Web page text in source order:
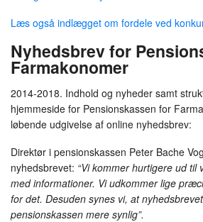
Læs også indlægget om fordele ved
Nyhedsbrev for
Farmakonomer
2014-2018. Indhold og nyheder samt
hjemmeside for Pensionskassen for
løbende udgivelse af online nyhedsbrev:
Direktør i pensionskassen Peter Bache
nyhedsbrevet: “Vi kommer hurtigere ud til
med informationer. Vi udkommer lige
for det. Desuden synes vi, at
pensionskassen mere synlig”.